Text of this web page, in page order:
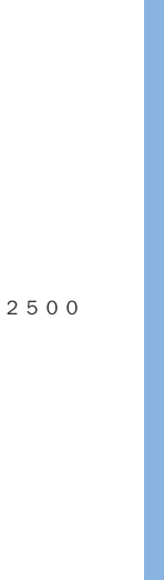
２５００